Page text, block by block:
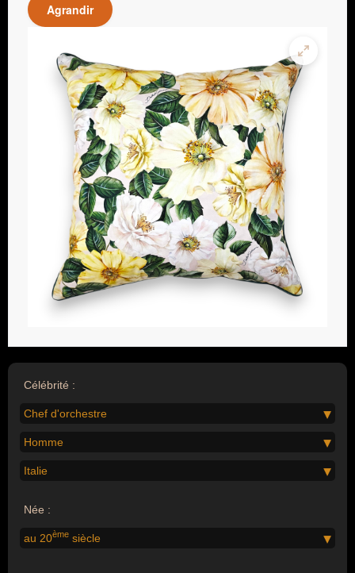
Agrandir
Célébrité :
Chef d'orchestre
Homme
Italie
Née :
au 20ème siècle